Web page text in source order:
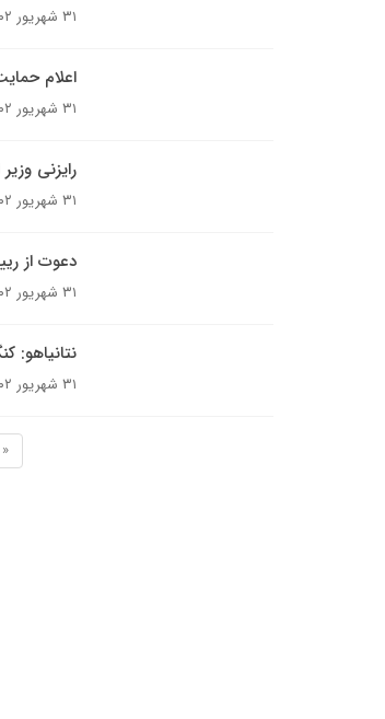
۳۱ شهریور ۱۴۰۲
اعلام
۳۱ شهریور ۱۴۰۲
رایزنی
۳۱ شهریور ۱۴۰۲
دعوت از
۳۱ شهریور ۱۴۰۲
نتانیاهو:
۳۱ شهریور ۱۴۰۲
«